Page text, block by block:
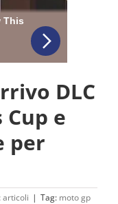
DLC
Cup e
per
articoli | Tag: moto gp